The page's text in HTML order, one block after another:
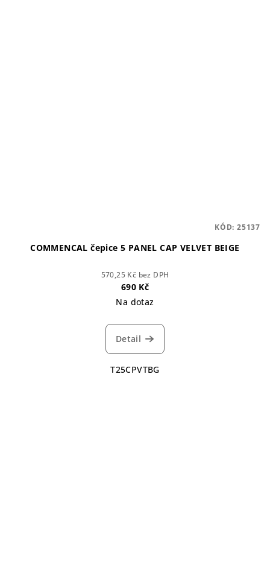
COMMENCAL čepice 5 PANEL CAP VELVET BEIGE
570,25 Kč bez DPH
690 Kč
Na dotaz
Detail
T25CPVTBG
KÓD: 25137